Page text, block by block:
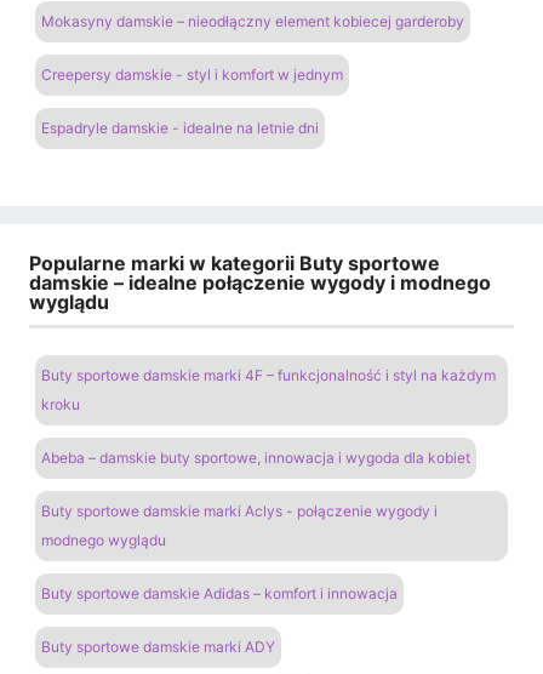
Mokasyny damskie – nieodłączny element kobiecej garderoby
Creepersy damskie - styl i komfort w jednym
Espadryle damskie - idealne na letnie dni
Popularne marki w kategorii Buty sportowe
damskie – idealne połączenie wygody i modnego
wyglądu
Buty sportowe damskie marki 4F – funkcjonalność i styl na każdym
kroku
Abeba – damskie buty sportowe, innowacja i wygoda dla kobiet
Buty sportowe damskie marki Aclys - połączenie wygody i
modnego wyglądu
Buty sportowe damskie Adidas – komfort i innowacja
Buty sportowe damskie marki ADY